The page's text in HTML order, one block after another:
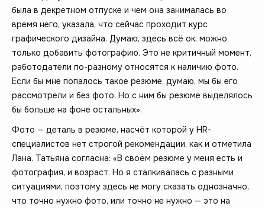
была в декретном отпуске и чем она занималась во
время него, указала, что сейчас проходит курс
графического дизайна. Думаю, здесь всё ок, можно
только добавить фотографию. Это не критичный момент,
работодатели по-разному относятся к наличию фото.
Если бы мне попалось такое резюме, думаю, мы бы его
рассмотрели и без фото. Но с ним бы резюме выделялось
бы больше на фоне остальных».
Фото — деталь в резюме, насчёт которой у HR-
специалистов нет строгой рекомендации, как и отметила
Лана. Татьяна согласна: «В своём резюме у меня есть и
фотография, и возраст. Но я сталкивалась с разными
ситуациями, поэтому здесь не могу сказать однозначно,
что точно нужно фото, или точно не нужно — это на